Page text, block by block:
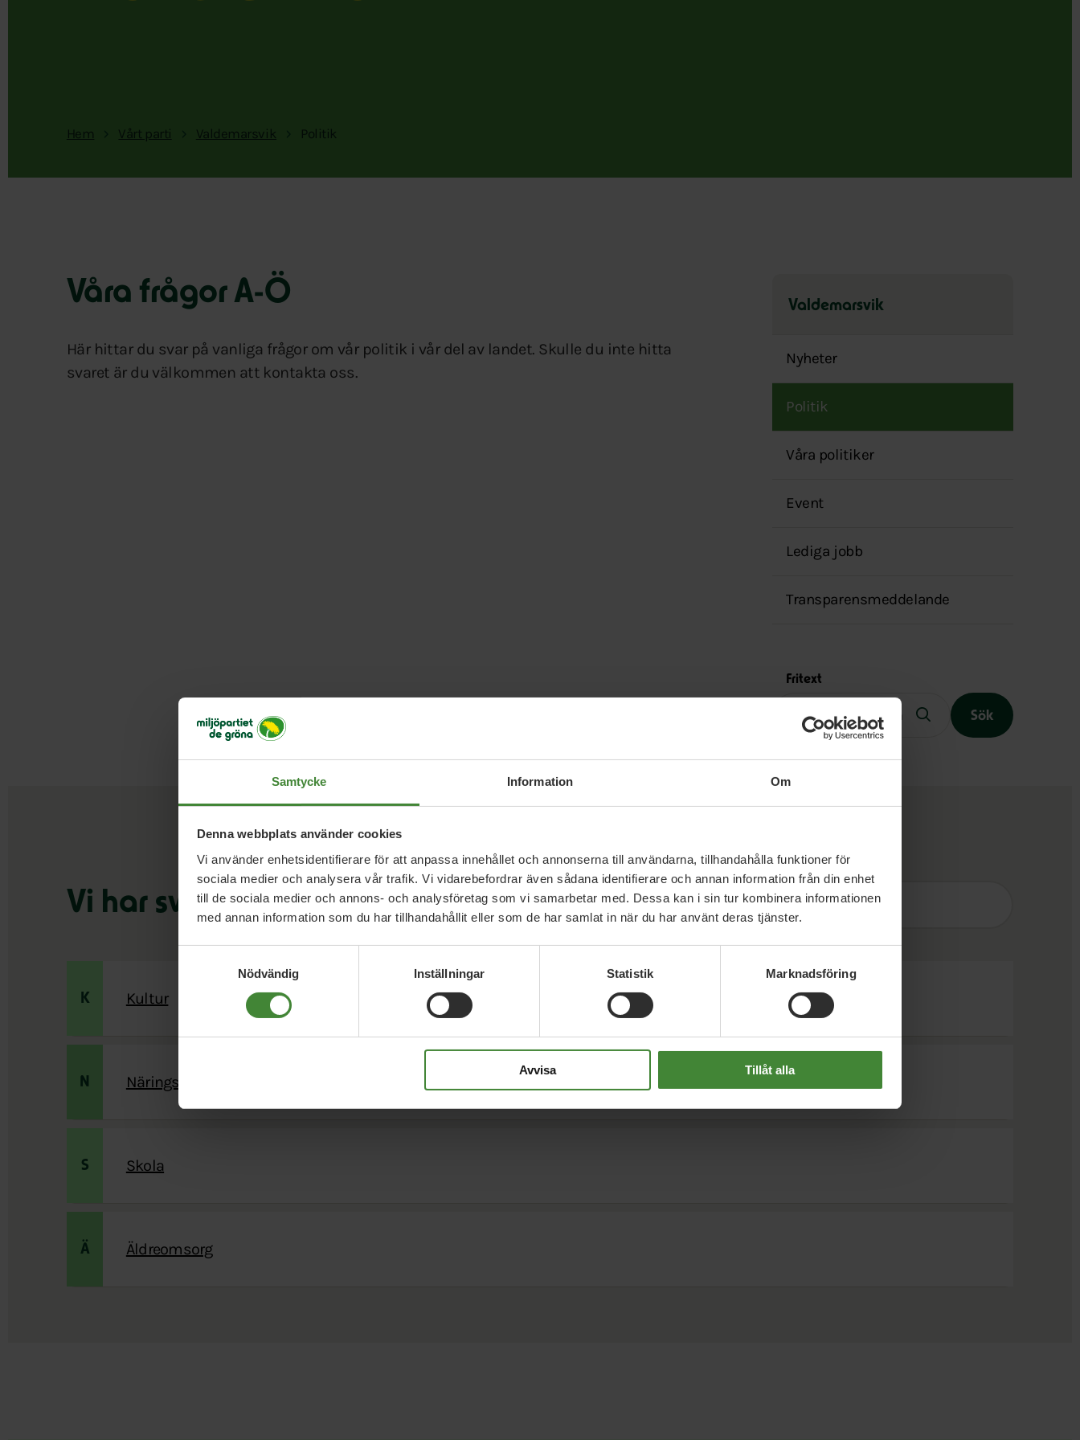
Samtycke Information Om
Denna webbplats använder cookies
Vi använder enhetsidentifierare för att anpassa innehållet och annonserna till användarna, tillhandahålla funktioner för
sociala medier och analysera vår trafik. Vi vidarebefordrar även sådana identifierare och annan information från din enhet
till de sociala medier och annons- och analysföretag som vi samarbetar med. Dessa kan i sin tur kombinera informationen
med annan information som du har tillhandahållit eller som de har samlat in när du har använt deras tjänster.
Nödvändig
Inställningar Statistik Marknadsföring
Avvisa Tillåt alla
Hem Vårt parti Valdemarsvik Politik
Våra frågor A-Ö
Här hittar du svar på vanliga frågor om vår politik i vår del av landet. Skulle du inte hitta
svaret är du välkommen att kontakta oss.
Valdemarsvik
över
menyn
Nyheter
Politik
Våra politiker
Event
Lediga jobb
Transparensmeddelande
Fritext
Sök
Vi har svarenpå dina frågor
K Kultur
N Näringsliv
S Skola
Ä Äldreomsorg